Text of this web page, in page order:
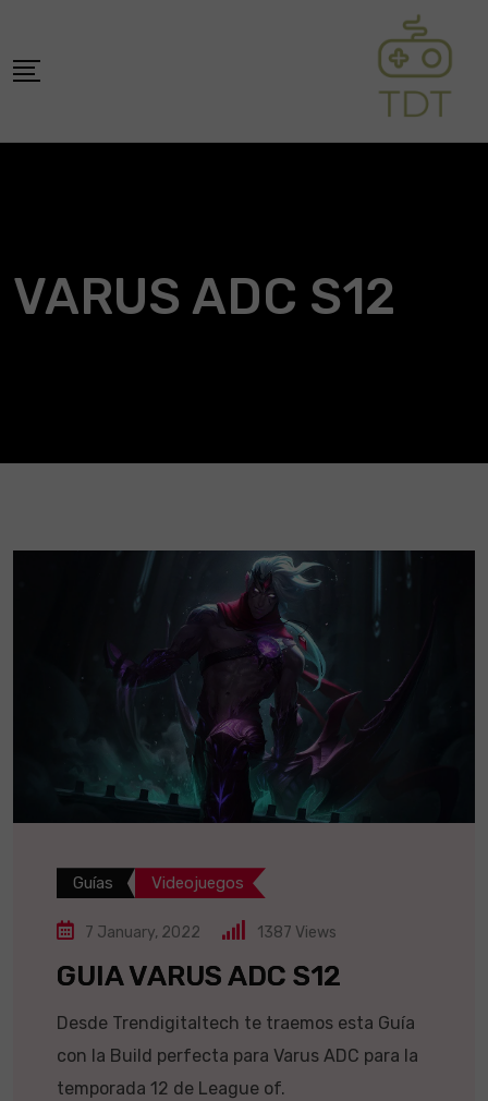
content
VARUS ADC S12
Guías Videojuegos
7 January, 2022 1387 Views
GUIA VARUS ADC S12
Desde Trendigitaltech te traemos esta Guía
con la Build perfecta para Varus ADC para la
temporada 12 de League of.